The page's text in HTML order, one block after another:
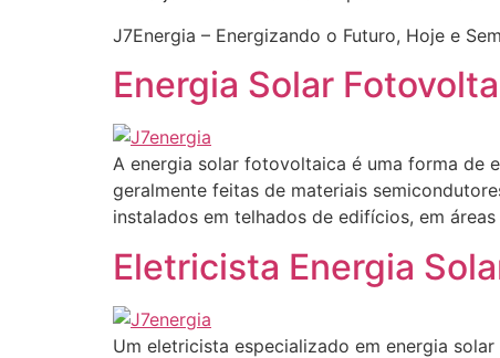
J7Energia – Energizando o Futuro, Hoje e
Energia Solar
A energia solar fotovoltaica é uma forma de
geralmente feitas de materiais
instalados em telhados de edifícios, em
Eletricista Energia
Um eletricista especializado em energia